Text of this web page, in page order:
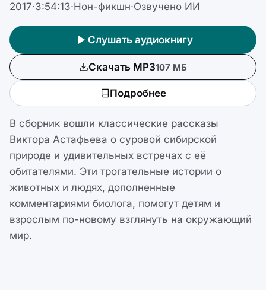
2017·3:54:13·Нон-фикшн·Озвучено ИИ
Слушать аудиокнигу
Скачать MP3107 МБ
Подробнее
В сборник вошли классические рассказы
Виктора Астафьева о суровой сибирской
природе и удивительных встречах с её
обитателями. Эти трогательные истории о
животных и людях, дополненные
комментариями биолога, помогут детям и
взрослым по-новому взглянуть на окружающий
мир.